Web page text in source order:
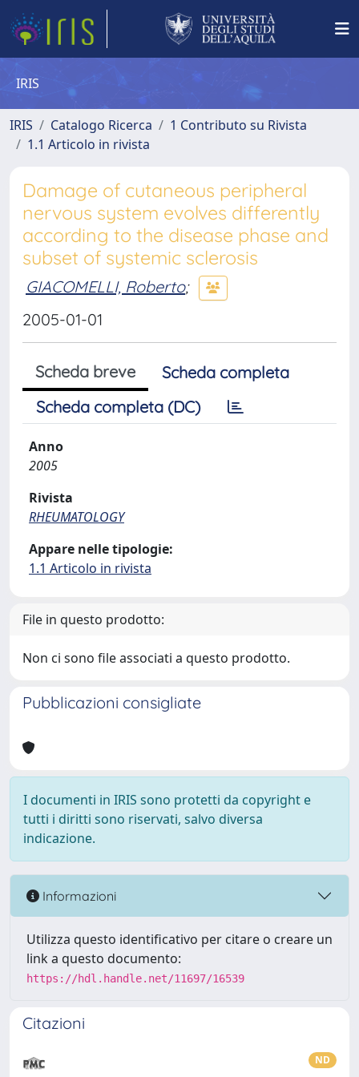
IRIS
IRIS Catalogo Ricerca
1 Contributo su Rivista
1.1 Articolo in rivista
Damage of cutaneous peripheral
nervous system evolves differently
according to the disease phase and
subset of systemic sclerosis
GIACOMELLI, Roberto;
2005-01-01
Scheda breve
Scheda completa
Scheda completa (DC)
Anno
2005
Rivista
RHEUMATOLOGY
Appare nelle tipologie:
1.1 Articolo in rivista
File in questo prodotto:
Non ci sono file associati a questo prodotto.
Pubblicazioni consigliate
I documenti in IRIS sono protetti da copyright e
tutti i diritti sono riservati, salvo diversa
indicazione.
Informazioni
Utilizza questo identificativo per citare o creare un
link a questo documento:
https://hdl.handle.net/11697/16539
Citazioni
ND